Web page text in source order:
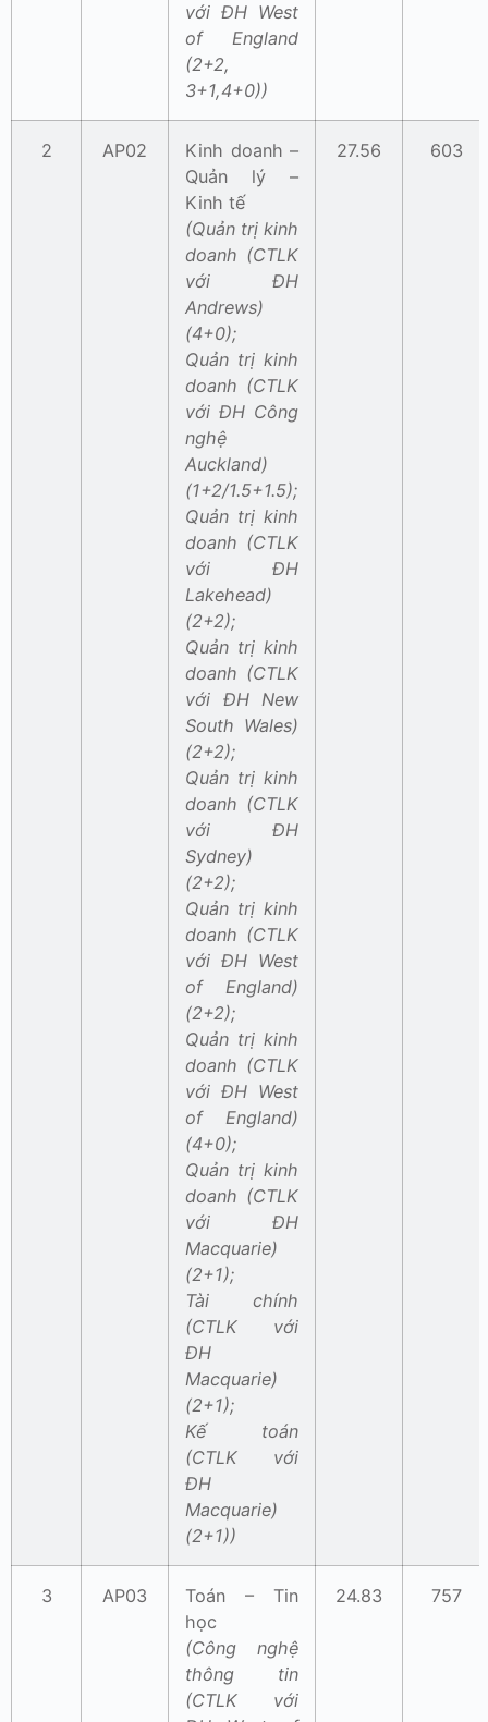
với ĐH West
of England
(2+2,
3+1,4+0))
2 AP02
Kinh doanh –
Quản lý –
Kinh tế
(Quản trị kinh
doanh (CTLK
với ĐH
Andrews)
(4+0);
Quản trị kinh
doanh (CTLK
với ĐH Công
nghệ
Auckland)
(1+2/1.5+1.5);
Quản trị kinh
doanh (CTLK
với ĐH
Lakehead)
(2+2);
Quản trị kinh
doanh (CTLK
với ĐH New
South Wales)
(2+2);
Quản trị kinh
doanh (CTLK
với ĐH
Sydney)
(2+2);
Quản trị kinh
doanh (CTLK
với ĐH West
of England)
(2+2);
Quản trị kinh
doanh (CTLK
với ĐH West
of England)
(4+0);
Quản trị kinh
doanh (CTLK
với ĐH
Macquarie)
(2+1);
Tài chính
(CTLK với
ĐH
Macquarie)
(2+1);
Kế toán
(CTLK với
ĐH
Macquarie)
(2+1))
27.56 603
3 AP03
Toán – Tin
học
(Công nghệ
thông tin
(CTLK với
24.83 757